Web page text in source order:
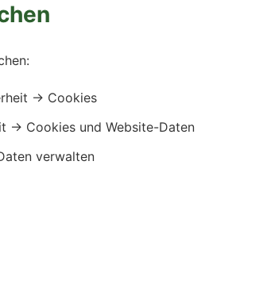
→ Cookies
→ Cookies und Website-Daten
verwalten